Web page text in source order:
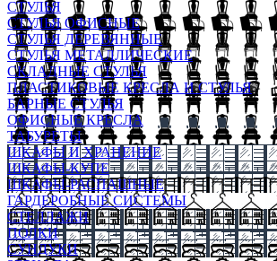
СТУЛЬЯ
СТУЛЬЯ ОФИСНЫЕ
СТУЛЬЯ ДЕРЕВЯННЫЕ
СТУЛЬЯ МЕТАЛЛИЧЕСКИЕ
СКЛАДНЫЕ СТУЛЬЯ
ПЛАСТИКОВЫЕ КРЕСЛА И СТУЛЬЯ
БАРНЫЕ СТУЛЬЯ
ОФИСНЫЕ КРЕСЛА
ТАБУРЕТЫ
ШКАФЫ И ХРАНЕНИЕ
ШКАФЫ-КУПЕ
ШКАФЫ-РАСПАШНЫЕ
ГАРДЕРОБНЫЕ СИСТЕМЫ
СТЕЛЛАЖИ
ПОЛКИ
СУНДУКИ